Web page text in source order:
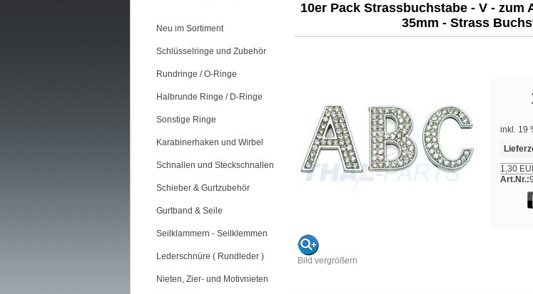
Neu im Sortiment
Schlüsselringe und Zubehör
Rundringe / O-Ringe
Halbrunde Ringe / D-Ringe
Sonstige Ringe
Karabinerhaken und Wirbel
Schnallen und Steckschnallen
Schieber & Gurtzubehör
Gurtband & Seile
Seilklammern - Seilklemmen
Lederschnüre ( Rundleder )
Nieten, Zier- und Motivnieten
10er Pack Strassbuchstabe - V - zum
35mm - Strass
Bild vergrößern
inkl. 19
1,30
Art.Nr.: